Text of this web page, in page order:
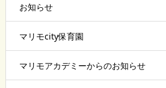
お知らせ
マリモcity保育園
マリモアカデミーからのお知らせ